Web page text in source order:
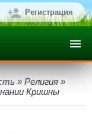
Регистрация
» Религия »
Кришны